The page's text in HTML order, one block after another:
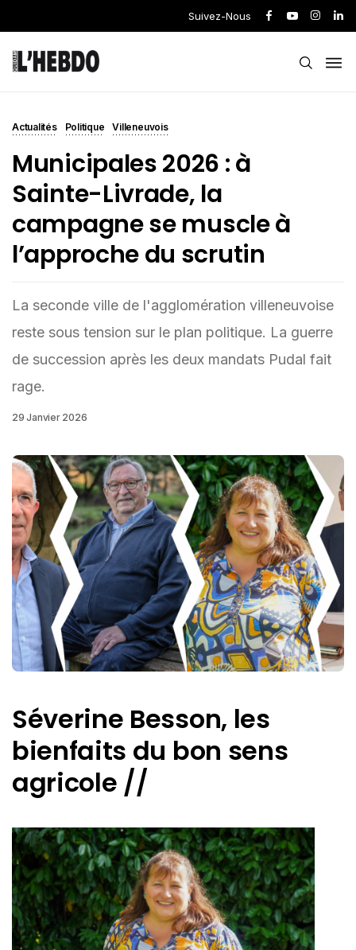
Suivez-Nous
Actualités Politique Villeneuvois
Municipales 2026 : à
Sainte-Livrade, la
campagne se muscle à
l’approche du scrutin
La seconde ville de l'agglomération villeneuvoise
reste sous tension sur le plan politique. La guerre
de succession après les deux mandats Pudal fait
rage.
29 Janvier 2026
Séverine Besson, les
bienfaits du bon sens
agricole //